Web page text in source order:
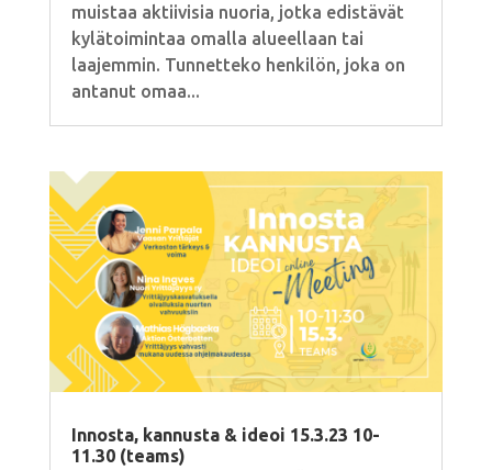
muistaa aktiivisia nuoria, jotka edistävät
kylätoimintaa omalla alueellaan tai
laajemmin. Tunnetteko henkilön, joka on
antanut omaa...
Innosta, kannusta & ideoi 15.3.23 10-
11.30 (teams)